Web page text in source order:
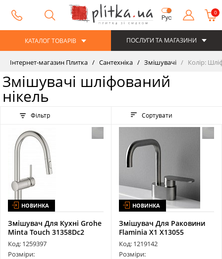
Рус
0
КАТАЛОГ ТОВАРІВ ПОСЛУГИ ТА МАГАЗИНИ
Інтернет-магазин Плитка Сантехніка Змішувачі Колір:
Змішувачі шліфований
нікель
Фільтр Сортувати
НОВИНКА
Змішувач Для Кухні Grohe
Minta Touch 31358Dc2
Сенсор...
Код: 1259397
Розміри:
НОВИНКА
Змішувач Для Раковини
Flaminia X1 X13055
Код: 1219142
Розміри: